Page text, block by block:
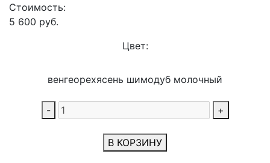
Стоимость:
5 600 руб.
Цвет:
венгеорехясень шимодуб молочный
- +
В КОРЗИНУ